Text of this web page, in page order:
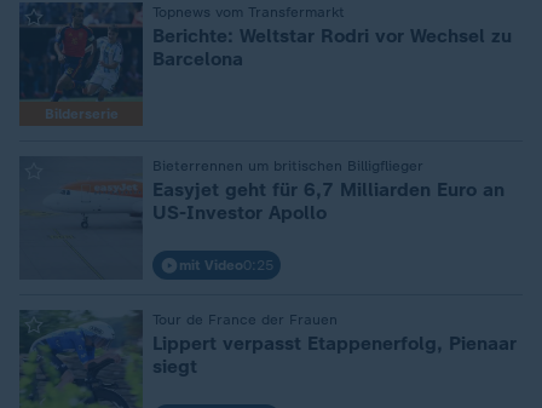
Bilderserie
Topnews vom Transfermarkt
Berichte: Weltstar Rodri vor Wechsel zu
Barcelona
Bieterrennen um britischen Billigflieger
Easyjet geht für 6,7 Milliarden Euro an
US-Investor Apollo
mit Video0:25
Tour de France der Frauen
Lippert verpasst Etappenerfolg, Pienaar
siegt